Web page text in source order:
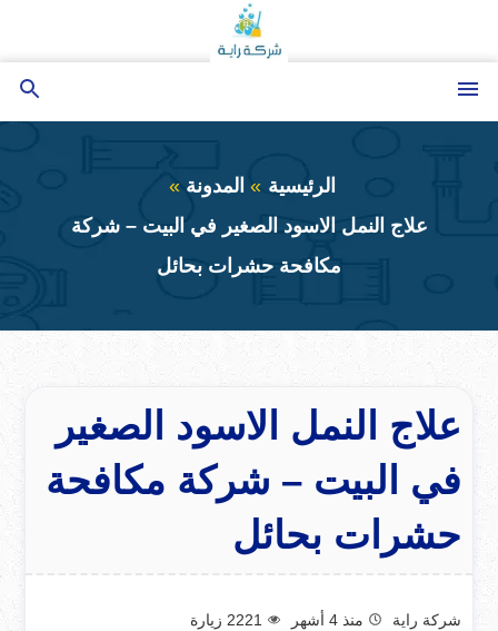
إلى
المحتوى
الرئيسية
المدونة
علاج النمل الاسود الصغير في البيت – شركة
مكافحة حشرات بحائل
علاج النمل الاسود الصغير
في البيت – شركة مكافحة
حشرات بحائل
شركة راية منذ 4 أشهر 2221 زيارة